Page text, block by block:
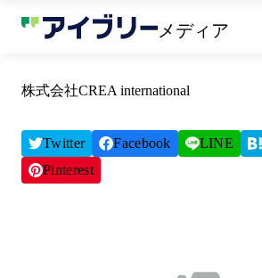
メディア
株式会社CREA international
Twitter Facebook LINE
Pinterest